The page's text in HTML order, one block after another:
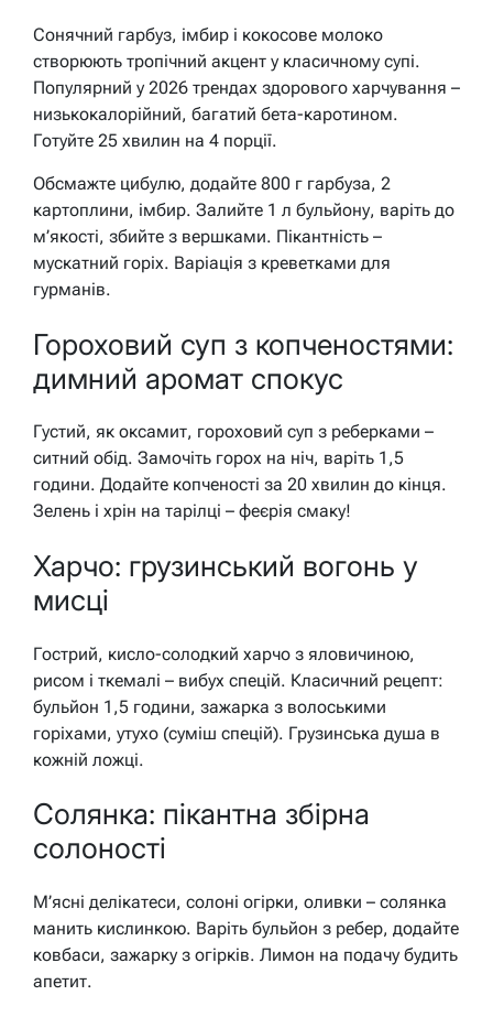
Сонячний гарбуз, імбир і кокосове молоко
створюють тропічний акцент у класичному супі.
Популярний у 2026 трендах здорового харчування –
низькокалорійний, багатий бета-каротином.
Готуйте 25 хвилин на 4 порції.
Обсмажте цибулю, додайте 800 г гарбуза, 2
картоплини, імбир. Залийте 1 л бульйону, варіть до
м’якості, збийте з вершками. Пікантність –
мускатний горіх. Варіація з креветками для
гурманів.
Гороховий суп з копченостями:
димний аромат спокус
Густий, як оксамит, гороховий суп з реберками –
ситний обід. Замочіть горох на ніч, варіть 1,5
години. Додайте копченості за 20 хвилин до кінця.
Зелень і хрін на тарілці – феєрія смаку!
Харчо: грузинський вогонь у
мисці
Гострий, кисло-солодкий харчо з яловичиною,
рисом і ткемалі – вибух спецій. Класичний рецепт:
бульйон 1,5 години, зажарка з волоськими
горіхами, утухо (суміш спецій). Грузинська душа в
кожній ложці.
Солянка: пікантна збірна
солоності
М’ясні делікатеси, солоні огірки, оливки – солянка
манить кислинкою. Варіть бульйон з ребер, додайте
ковбаси, зажарку з огірків. Лимон на подачу будить
апетит.